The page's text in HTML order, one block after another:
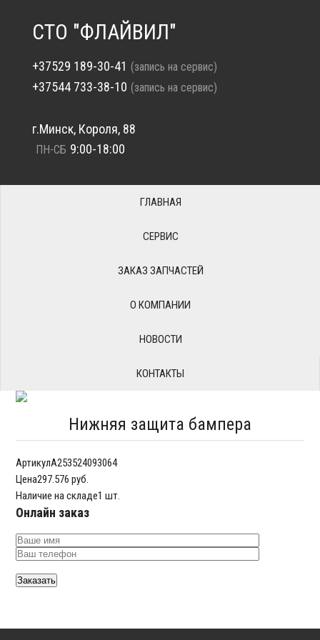
СТО "ФЛАЙВИЛ"
+37529 189-30-41 (запись на сервис)
+37544 733-38-10 (запись на сервис)
г.Минск, Короля, 88
ПН-СБ 9:00-18:00
ГЛАВНАЯ
СЕРВИС
ЗАКАЗ ЗАПЧАСТЕЙ
О КОМПАНИИ
НОВОСТИ
КОНТАКТЫ
Нижняя защита бампера
АртикулA253524093064
Цена297.576 руб.
Наличие на складе1 шт.
Онлайн заказ